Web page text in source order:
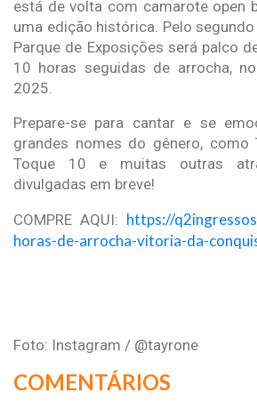
está de volta com camarote open
uma edição histórica. Pelo
Parque de Exposições será palco
10 horas seguidas de arrocha,
2025.
Prepare-se para cantar e se
grandes nomes do gênero, como
Toque 10 e muitas outras
divulgadas em breve!
COMPRE AQUI: https://
horas-de-arrocha-vitoria-da-
Foto: Instagram / @tayrone
COMENTÁRIOS